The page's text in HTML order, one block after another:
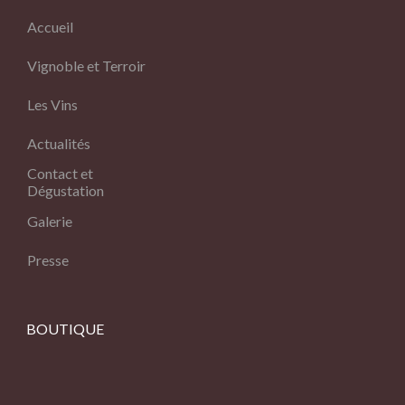
Accueil
Vignoble et Terroir
Les Vins
Actualités
Contact et
Dégustation
Galerie
Presse
BOUTIQUE